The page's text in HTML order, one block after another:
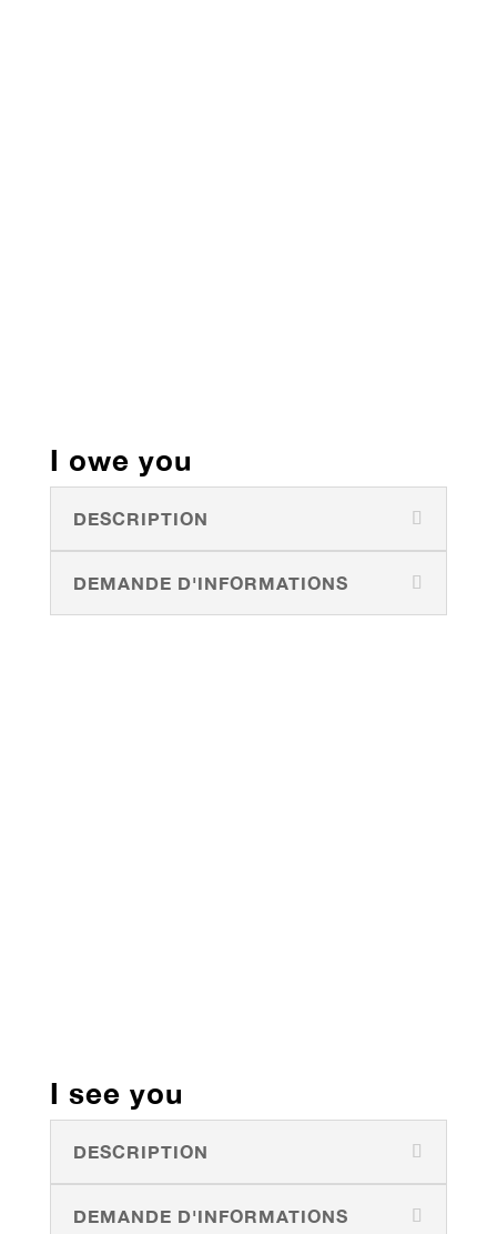
I owe you
DESCRIPTION
DEMANDE D'INFORMATIONS
I see you
DESCRIPTION
DEMANDE D'INFORMATIONS